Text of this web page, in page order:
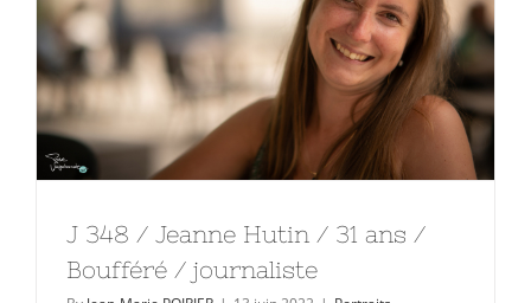
J 348 / Jeanne Hutin / 31 ans /
Boufféré / journaliste